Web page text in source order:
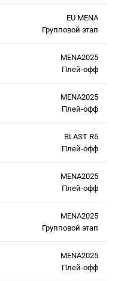
EU MENA
Групповой этап
MENA2025
Плей-офф
MENA2025
Плей-офф
BLAST R6
Плей-офф
MENA2025
Плей-офф
MENA2025
Групповой этап
MENA2025
Плей-офф